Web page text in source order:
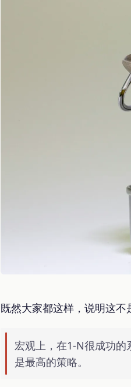
既然大家都这样，说明这
宏观上，在1-N很成功的
是最高的策略。